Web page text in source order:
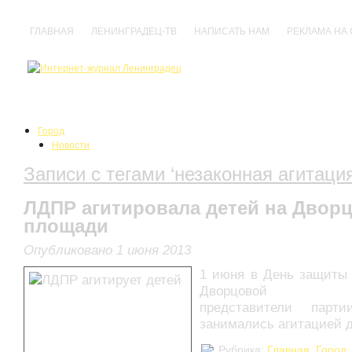
ГЛАВНАЯ ЛЕНИНГРАДЕЦ-ТВ НАПИСАТЬ НАМ РЕКЛАМА НА
Город
Новости
Происшествия
Нарушения
Политика
Культура
Анонсы
Выставки
Кино
Концерты
Праздники
Записи с тегами ‘незаконная
ЛДПР агитировала детей на
площади
Опубликовано 1 июня 2013
1 июня в День защиты
Дворцовой
представители
занимались агитацией